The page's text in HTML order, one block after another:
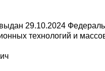
29.10.2024
технологий и